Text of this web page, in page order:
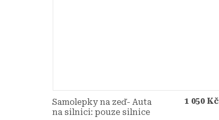
Samolepky na zeď- Auta
na silnici: pouze silnice
1 050 Kč